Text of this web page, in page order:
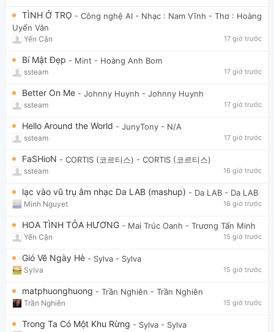
TÌNH Ở TRỌ - Công nghệ AI - Nhạc : Nam Vĩnh - Thơ : Hoàng
Uyển Văn
Yến Cận 17 giờ trước
Bí Mật Đẹp - Mint - Hoàng Anh Bom
ssteam 17 giờ trước
Better On Me - Johnny Huynh - Johnny Huynh
ssteam 17 giờ trước
Hello Around the World - JunyTony - N/A
ssteam 17 giờ trước
FaSHioN - CORTIS (코르티스) - CORTIS (코르티스)
ssteam 16 giờ trước
lạc vào vũ trụ âm nhạc Da LAB (mashup) - Da LAB - Da LAB
Minh Nguyet 16 giờ trước
HOA TÌNH TỎA HƯƠNG - Mai Trúc Oanh - Trương Tấn Minh
Yến Cận 15 giờ trước
Gió Vẽ Ngày Hè - Sylva - Sylva
Sylva 15 giờ trước
matphuonghuong - Trần Nghiên - Trần Nghiên
Trần Nghiên 15 giờ trước
Trong Ta Có Một Khu Rừng - Sylva - Sylva